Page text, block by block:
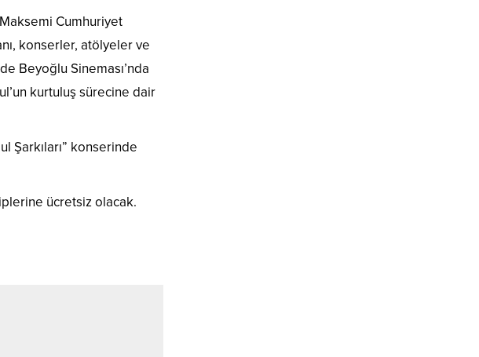
Cumhuriyet
konserler, atölyeler ve
Beyoğlu Sineması’nda
kurtuluş sürecine dair
Şarkıları” konserinde
ücretsiz olacak.